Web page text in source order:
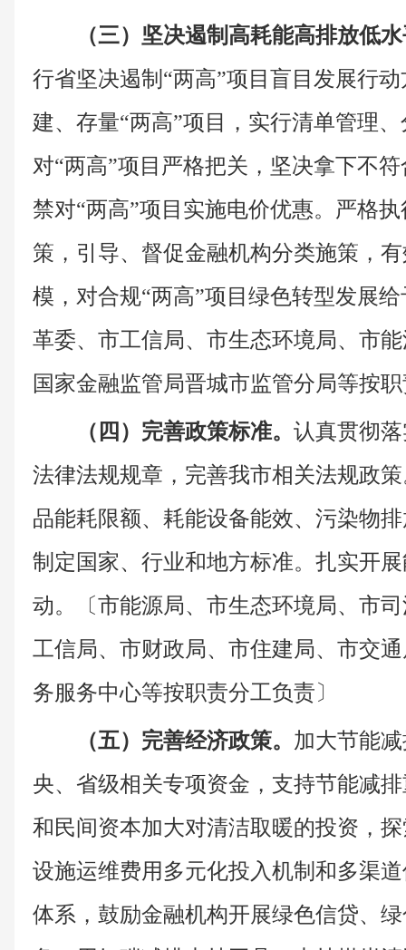
（三）坚决遏制高耗能高排放低
行省坚决遏制“两高”项目盲目发展行
建、存量“两高”项目，实行清单管理
对“两高”项目严格把关，坚决拿下不
禁对“两高”项目实施电价优惠。严格
策，引导、督促金融机构分类施策，
模，对合规“两高”项目绿色转型发展
革委、市工信局、市生态环境局、市
国家金融监管局晋城市监管分局等按
（四）完善政策标准。 认真贯彻
法律法规规章，完善我市相关法规政
品能耗限额、耗能设备能效、污染物
制定国家、行业和地方标准。扎实开
动。〔市能源局、市生态环境局、市
工信局、市财政局、市住建局、市交
务服务中心等按职责分工负责〕
（五）完善经济政策。 加大节能
央、省级相关专项资金，支持节能减
和民间资本加大对清洁取暖的投资，
设施运维费用多元化投入机制和多渠
体系，鼓励金融机构开展绿色信贷、